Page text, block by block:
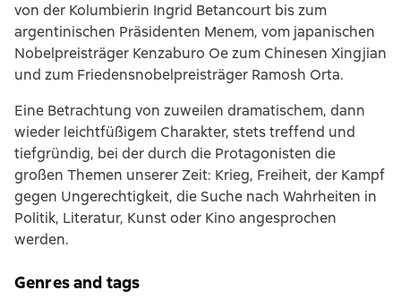
von der Kolumbierin Ingrid Betancourt bis zum
argentinischen Präsidenten Menem, vom japanischen
Nobelpreisträger Kenzaburo Oe zum Chinesen Xingjian
und zum Friedensnobelpreisträger Ramosh Orta.
Eine Betrachtung von zuweilen dramatischem, dann
wieder leichtfüßigem Charakter, stets treffend und
tiefgründig, bei der durch die Protagonisten die
großen Themen unserer Zeit: Krieg, Freiheit, der Kampf
gegen Ungerechtigkeit, die Suche nach Wahrheiten in
Politik, Literatur, Kunst oder Kino angesprochen
werden.
Genres and tags